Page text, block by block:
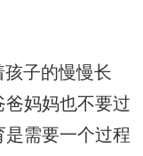
子的慢慢长
妈妈也不要过
需要一个过程